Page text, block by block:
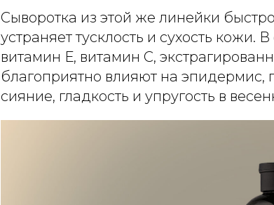
Сыворотка из этой же линейки
устраняет тусклость и сухость кожи.
витамин Е, витамин С,
благоприятно влияют на эпидермис,
сияние, гладкость и упругость в